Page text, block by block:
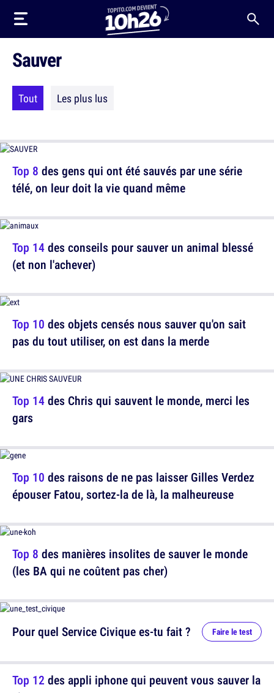
Sauver
Tout Les plus lus
Top 8 des gens qui ont été sauvés par une série
télé, on leur doit la vie quand même
Top 14des conseils pour sauver un animal blessé
(et non l'achever)
Top 14des Chris qui sauvent le monde, merci les
gars
Top 8 des manières insolites de sauver le monde
(les BA qui ne coûtent pas cher)
Top 10 des objets censés nous sauver qu'on sait
pas du tout utiliser, on est dans la merde
Top 10 des raisons de ne pas laisser Gilles Verdez
épouser Fatou, sortez-la de là, la malheureuse
Pour quel Service Civique es-tu fait ? Faire le test
Top 12 des appli iphone qui peuvent vous sauver la